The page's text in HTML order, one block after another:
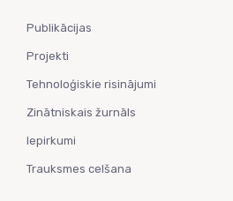
Publikācijas
Projekti
Tehnoloģiskie risinājumi
Zinātniskais žurnāls
Iepirkumi
Trauksmes celšana